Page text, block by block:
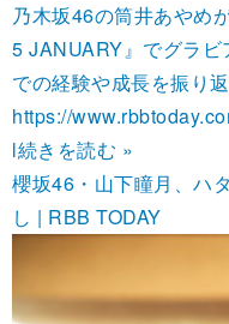
乃木坂46の筒井あやめ
5 JANUARY』でグラビ
での経験や成長を振り返
https://
l続きを読む »
櫻坂46・山下瞳月、ハ
し | RBB TODAY